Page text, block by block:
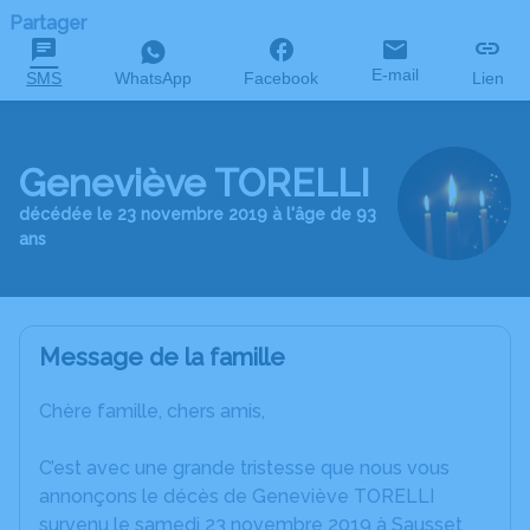
Partager
SMS WhatsApp Facebook E-mail Lien
Geneviève TORELLI
décédée le 23 novembre 2019 à l'âge de 93
ans
Message de la famille
Chère famille, chers amis,
C’est avec une grande tristesse que nous vous
annonçons le décès de Geneviève TORELLI
survenu le samedi 23 novembre 2019 à Sausset